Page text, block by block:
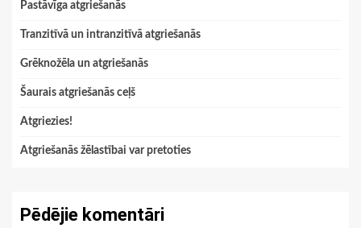
Pastāvīga atgriešanās
Tranzitīvā un intranzitīvā atgriešanās
Grēknožēla un atgriešanās
Šaurais atgriešanās ceļš
Atgriezies!
Atgriešanās žēlastībai var pretoties
Pēdējie komentāri